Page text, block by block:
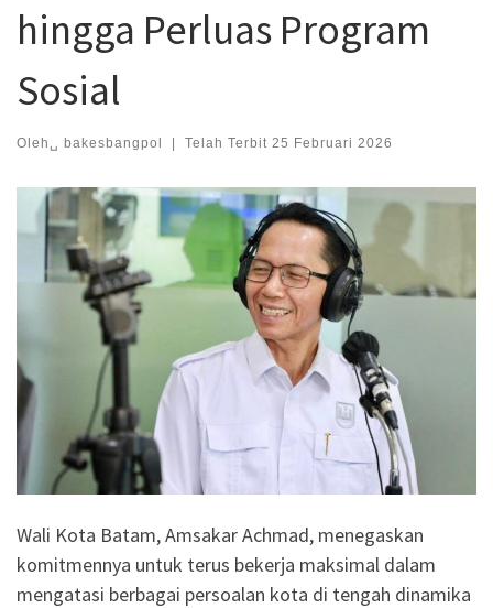
hingga Perluas Program
Sosial
Oleh␣ bakesbangpol | Telah Terbit 25 Februari 2026
Wali Kota Batam, Amsakar Achmad, menegaskan
komitmennya untuk terus bekerja maksimal dalam
mengatasi berbagai persoalan kota di tengah dinamika